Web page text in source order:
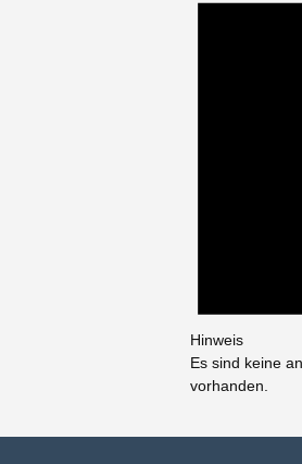
Hinweis
Es sind keine
vorhanden.